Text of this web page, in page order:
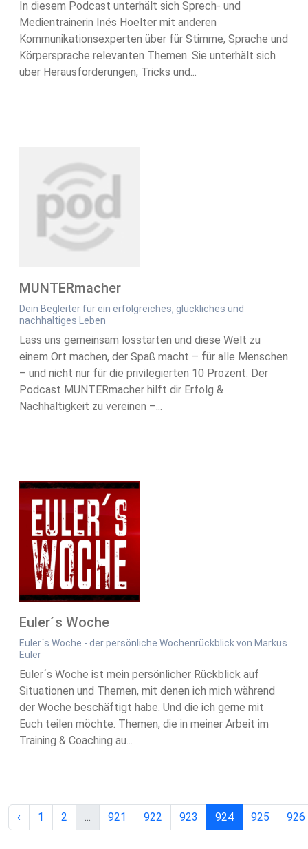
In diesem Podcast unterhält sich Sprech- und
Medientrainerin Inés Hoelter mit anderen
Kommunikationsexperten über für Stimme, Sprache und
Körpersprache relevanten Themen. Sie unterhält sich
über Herausforderungen, Tricks und...
MUNTERmacher
Dein Begleiter für ein erfolgreiches, glückliches und
nachhaltiges Leben
Lass uns gemeinsam losstarten und diese Welt zu
einem Ort machen, der Spaß macht – für alle Menschen
– und nicht nur für die privilegierten 10 Prozent. Der
Podcast MUNTERmacher hilft dir Erfolg &
Nachhaltigkeit zu vereinen –...
Euler´s Woche
Euler´s Woche - der persönliche Wochenrückblick von Markus
Euler
Euler´s Woche ist mein persönlicher Rückblick auf
Situationen und Themen, mit denen ich mich während
der Woche beschäftigt habe. Und die ich gerne mit
Euch teilen möchte. Themen, die in meiner Arbeit im
Training & Coaching au...
‹ 1 2 ... 921 922 923 924 925 926